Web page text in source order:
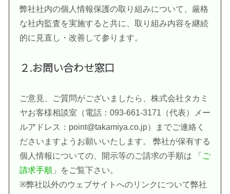
弊社社内の個人情報保護の取り組みについて、厳格
な社内監査を実施すると共に、取り組み内容を継続
的に見直し・改善して参ります。
２.お問い合わせ窓口
ご意見、ご質問がございましたら、株式会社タカミ
ヤお客様相談室（電話：093-661-3171（代表）メー
ルアドレス： point@takamiya.co.jp）までご連絡く
ださいますようお願いいたします。 弊社が保有する
個人情報についての、開示等のご請求の手順は 「 ご
請求手順 」をご覧下さい。
※弊社以外のウェブサイトへのリンクについて弊社